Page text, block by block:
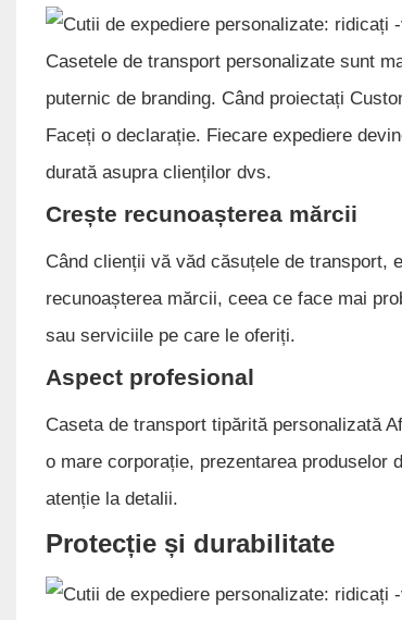
Casetele de transport personalizate sunt
puternic de branding. Când proiectați
Faceți o declarație. Fiecare expediere
durată asupra clienților dvs.
Crește recunoașterea mărcii
Când clienții vă văd căsuțele de transport,
recunoașterea mărcii, ceea ce face mai
sau serviciile pe care le oferiți.
Aspect profesional
Caseta de transport tipărită personalizată
o mare corporație, prezentarea
atenție la detalii.
Protecție și durabilitate